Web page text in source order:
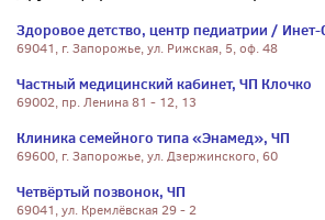
Здоровое детство, центр педиатрии /
69041, г. Запорожье, ул. Рижская, 5, оф. 48
Частный медицинский кабинет, ЧП Клочко
69002, пр. Ленина 81 - 12, 13
Клиника семейного типа «Энамед», ЧП
69600, г. Запорожье, ул. Дзержинского, 60
Четвёртый позвонок, ЧП
69041, ул. Кремлёвская 29 - 2